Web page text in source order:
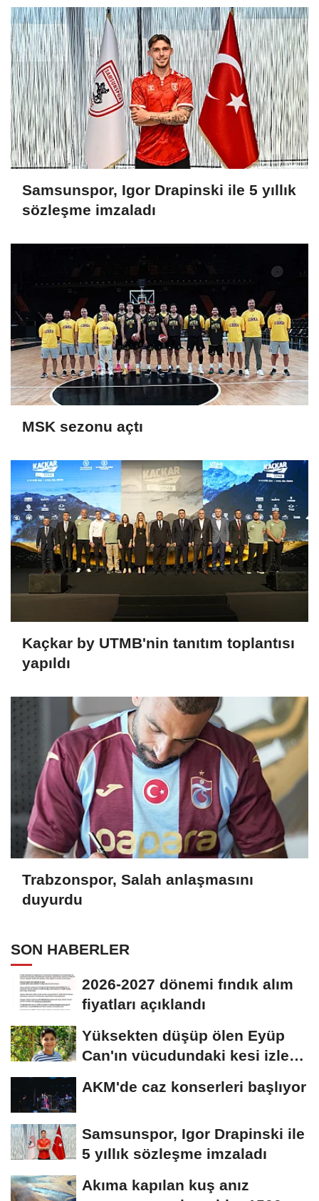
Samsunspor, Igor Drapinski ile 5 yıllık
sözleşme imzaladı
MSK sezonu açtı
Kaçkar by UTMB'nin tanıtım toplantısı
yapıldı
Trabzonspor, Salah anlaşmasını
duyurdu
SON HABERLER
2026-2027 dönemi fındık alım
fiyatları açıklandı
Yüksekten düşüp ölen Eyüp
Can'ın vücudundaki kesi izleri
AKM'de caz konserleri başlıyor
Samsunspor, Igor Drapinski ile
5 yıllık sözleşme imzaladı
Akıma kapılan kuş anız